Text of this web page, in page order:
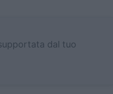
dal tuo